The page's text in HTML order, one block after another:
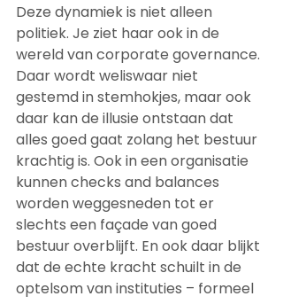
Deze dynamiek is niet alleen
politiek. Je ziet haar ook in de
wereld van corporate governance.
Daar wordt weliswaar niet
gestemd in stemhokjes, maar ook
daar kan de illusie ontstaan dat
alles goed gaat zolang het bestuur
krachtig is. Ook in een organisatie
kunnen checks and balances
worden weggesneden tot er
slechts een façade van goed
bestuur overblijft. En ook daar blijkt
dat de echte kracht schuilt in de
optelsom van instituties – formeel